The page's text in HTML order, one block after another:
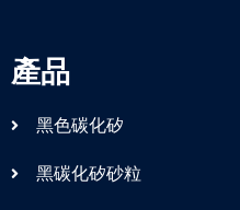
產品
黑色碳化矽
黑碳化矽砂粒